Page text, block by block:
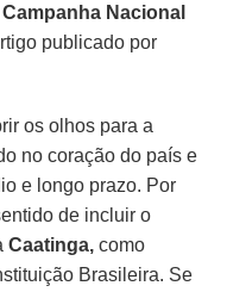
Campanha Nacional
publicado por
os olhos para a
no coração do país e
e longo prazo. Por
de incluir o
Caatinga, como
Brasileira. Se